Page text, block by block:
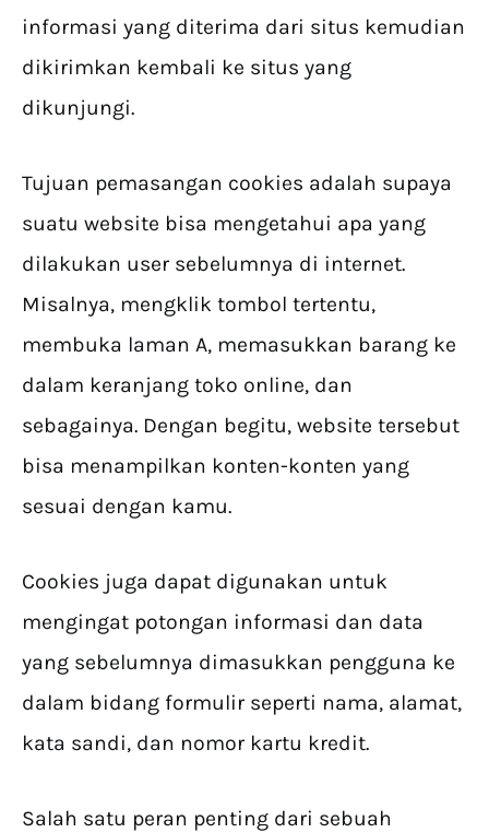
informasi yang diterima dari situs kemudian
dikirimkan kembali ke situs yang
dikunjungi.
Tujuan pemasangan cookies adalah supaya
suatu website bisa mengetahui apa yang
dilakukan user sebelumnya di internet.
Misalnya, mengklik tombol tertentu,
membuka laman A, memasukkan barang ke
dalam keranjang toko online, dan
sebagainya. Dengan begitu, website tersebut
bisa menampilkan konten-konten yang
sesuai dengan kamu.
Cookies juga dapat digunakan untuk
mengingat potongan informasi dan data
yang sebelumnya dimasukkan pengguna ke
dalam bidang formulir seperti nama, alamat,
kata sandi, dan nomor kartu kredit.
Salah satu peran penting dari sebuah